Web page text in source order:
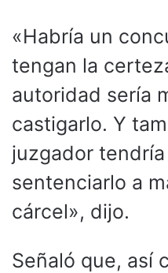
«Habría un
tengan la
autoridad sería
castigarlo. Y
juzgador
sentenciarlo a
cárcel», dijo.
Señaló que, así